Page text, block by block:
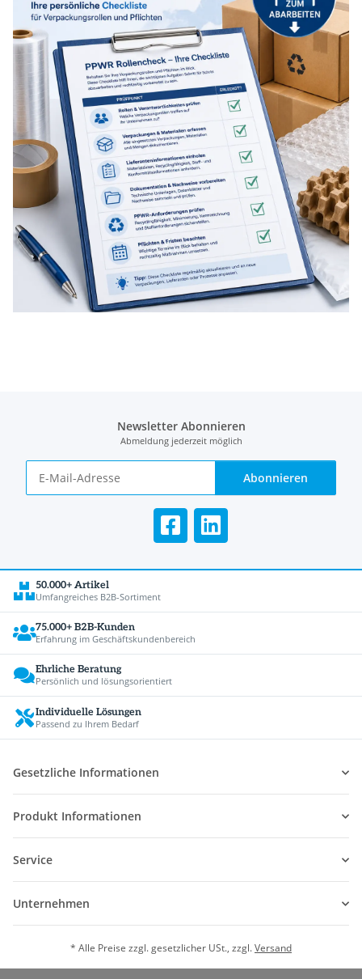
Newsletter Abonnieren
Abmeldung jederzeit möglich
Abonnieren
50.000+ Artikel
Umfangreiches B2B-Sortiment
75.000+ B2B-Kunden
Erfahrung im Geschäftskundenbereich
Ehrliche Beratung
Persönlich und lösungsorientiert
Individuelle Lösungen
Passend zu Ihrem Bedarf
Gesetzliche Informationen
Produkt Informationen
Service
Unternehmen
* Alle Preise zzgl. gesetzlicher USt., zzgl.Versand